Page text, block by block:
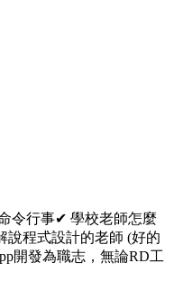
令行事✔ 學校老師怎麼
說程式設計的老師 (好的
開發為職志，無論RD工